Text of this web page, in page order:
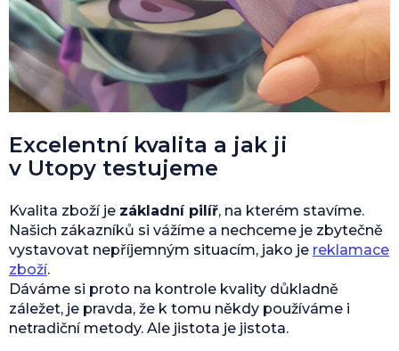
Excelentní kvalita a jak ji
v Utopy testujeme
Kvalita zboží je základní pilíř, na kterém stavíme.
Našich zákazníků si vážíme a nechceme je zbytečně
vystavovat nepříjemným situacím, jako je reklamace
zboží.
Dáváme si proto na kontrole kvality důkladně
záležet, je pravda, že k tomu někdy používáme i
netradiční metody. Ale jistota je jistota.